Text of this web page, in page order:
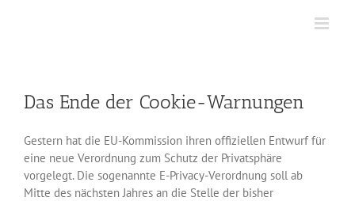
Das Ende der Cookie-Warnungen
Gestern hat die EU-Kommission ihren offiziellen Entwurf für
eine neue Verordnung zum Schutz der Privatsphäre
vorgelegt. Die sogenannte E-Privacy-Verordnung soll ab
Mitte des nächsten Jahres an die Stelle der bisher